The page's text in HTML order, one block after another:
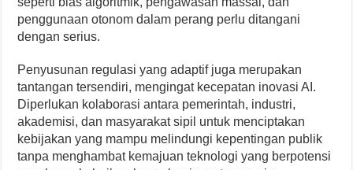
penggunaan otonom dalam perang perlu ditangani
dengan serius.
Penyusunan regulasi yang adaptif juga merupakan
tantangan tersendiri, mengingat kecepatan inovasi AI.
Diperlukan kolaborasi antara pemerintah, industri,
akademisi, dan masyarakat sipil untuk menciptakan
kebijakan yang mampu melindungi kepentingan publik
tanpa menghambat kemajuan teknologi yang berpotensi